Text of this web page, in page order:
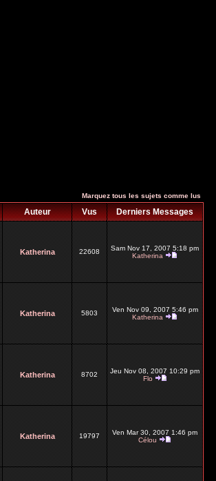
Marquez tous les sujets comme lus
Auteur Vus Derniers Messages
Katherina 22608
Sam Nov 17, 2007 5:18 pm
Katherina
Katherina 5803
Ven Nov 09, 2007 5:46 pm
Katherina
Katherina 8702
Jeu Nov 08, 2007 10:29 pm
Flo
Katherina 19797
Ven Mar 30, 2007 1:46 pm
Célou